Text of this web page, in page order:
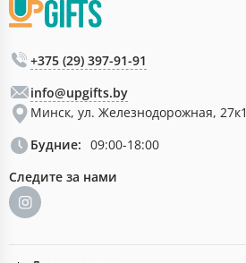
+375 (29) 397-91-91
info@upgifts.by
Минск, ул. Железнодорожная, 27к1
Будние: 09:00-18:00
Следите за нами